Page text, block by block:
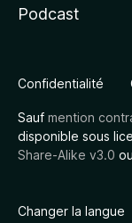
Podcast
Confidentialité
Sauf mention
disponible sous
Share-Alike v3.0
Changer la langue